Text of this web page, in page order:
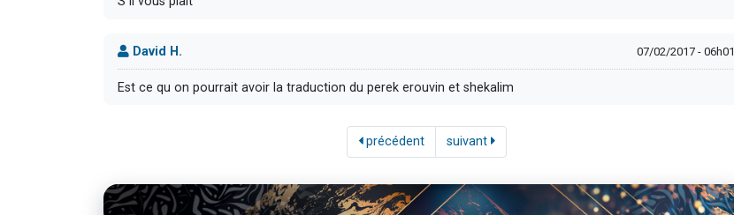
David H. 07/02/2017 - 06h01
Est ce qu on pourrait avoir la traduction du perek erouvin et shekalim
précédent suivant